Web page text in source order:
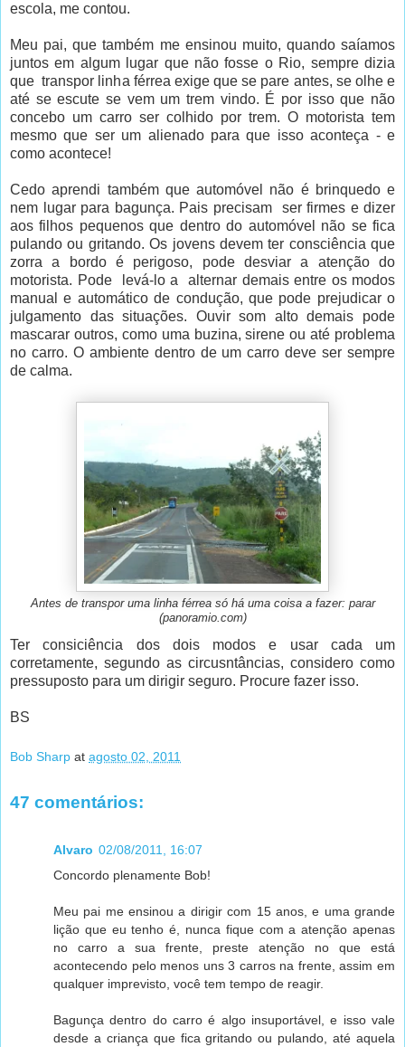
escola, me contou.
Meu pai, que também me ensinou muito, quando saíamos
juntos em algum lugar que não fosse o Rio, sempre dizia
que transpor linha férrea exige que se pare antes, se olhe e
até se escute se vem um trem vindo. É por isso que não
concebo um carro ser colhido por trem. O motorista tem
mesmo que ser um alienado para que isso aconteça - e
como acontece!
Cedo aprendi também que automóvel não é brinquedo e
nem lugar para bagunça. Pais precisam ser firmes e dizer
aos filhos pequenos que dentro do automóvel não se fica
pulando ou gritando. Os jovens devem ter consciência que
zorra a bordo é perigoso, pode desviar a atenção do
motorista. Pode levá-lo a alternar demais entre os modos
manual e automático de condução, que pode prejudicar o
julgamento das situações. Ouvir som alto demais pode
mascarar outros, como uma buzina, sirene ou até problema
no carro. O ambiente dentro de um carro deve ser sempre
de calma.
Antes de transpor uma linha férrea só há uma coisa a fazer: parar
(panoramio.com)
Ter consiciência dos dois modos e usar cada um
corretamente, segundo as circusntâncias, considero como
pressuposto para um dirigir seguro. Procure fazer isso.
BS
Bob Sharp at agosto 02, 2011
47 comentários:
Alvaro 02/08/2011, 16:07
Concordo plenamente Bob!
Meu pai me ensinou a dirigir com 15 anos, e uma grande
lição que eu tenho é, nunca fique com a atenção apenas
no carro a sua frente, preste atenção no que está
acontecendo pelo menos uns 3 carros na frente, assim em
qualquer imprevisto, você tem tempo de reagir.
Bagunça dentro do carro é algo insuportável, e isso vale
desde a criança que fica gritando ou pulando, até aquela